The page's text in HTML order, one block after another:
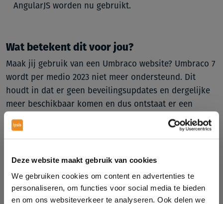
Deze website maakt gebruik van cookies
We gebruiken cookies om content en advertenties te
personaliseren, om functies voor social media te bieden
en om ons websiteverkeer te analyseren. Ook delen we
AngularJS worden nu gebruikt.
Wat betekent dit voor jou?
Maak jij gebruik van een Umbraco website? Umbraco 7
wordt per medio 2023 niet meer ondersteund. Dit
houdt in dat er geen beveilingsupdates en dergelijke
meer beschikbaar komen en dus ontstaat er een
potentieel risico qua veiligheid. Je kunt het vergelijken
met je Windows versie die door Microsoft niet meer
huidige website? Dan houdt de support al eind dit jaar
op; voordeel is wel dat de upgrade iets makkelijker is.